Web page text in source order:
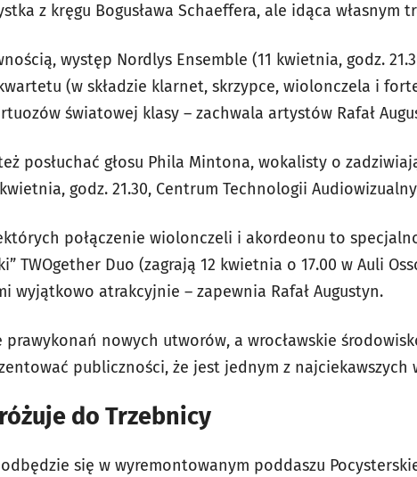
z kręgu Bogusława Schaeffera, ale idąca własnym
występ Nordlys Ensemble (11 kwietnia, godz.
(w składzie klarnet, skrzypce, wiolonczela i
światowej klasy – zachwala artystów Rafał
posłuchać głosu Phila Mintona, wokalisty o
godz. 21.30, Centrum Technologii
połączenie wiolonczeli i akordeonu to
TWOgether Duo (zagrają 12 kwietnia o 17.00 w Auli
wyjątkowo atrakcyjnie – zapewnia Rafał Augustyn.
nowych utworów, a wrocławskie
publiczności, że jest jednym z najciekawszych
do Trzebnicy
się w wyremontowanym poddaszu